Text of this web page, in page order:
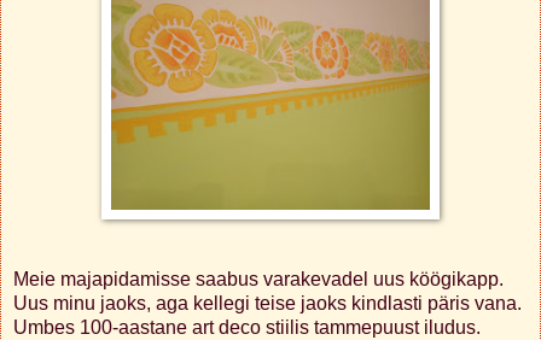
Meie majapidamisse saabus varakevadel uus köögikapp.
Uus minu jaoks, aga kellegi teise jaoks kindlasti päris vana.
Umbes 100-aastane art deco stiilis tammepuust iludus.